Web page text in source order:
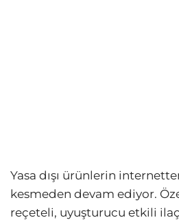
Yasa dışı ürünlerin internetten
kesmeden devam ediyor.
reçeteli, uyuşturucu etkili